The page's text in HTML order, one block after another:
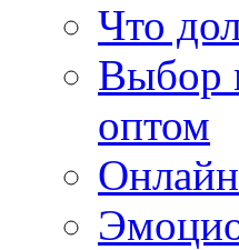
Что
Выбор
оптом